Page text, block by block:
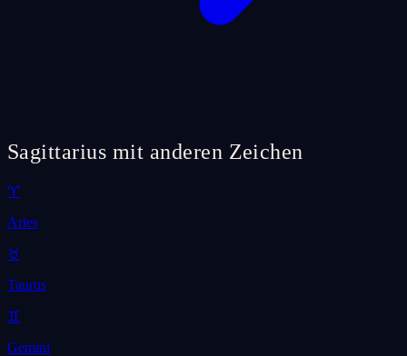
Sagittarius mit anderen Zeichen
♈
Aries
♉
Taurus
♊
Gemini